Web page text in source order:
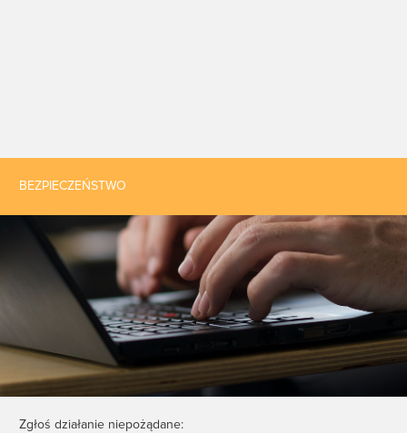
BEZPIECZEŃSTWO
Zgłoś działanie niepożądane: